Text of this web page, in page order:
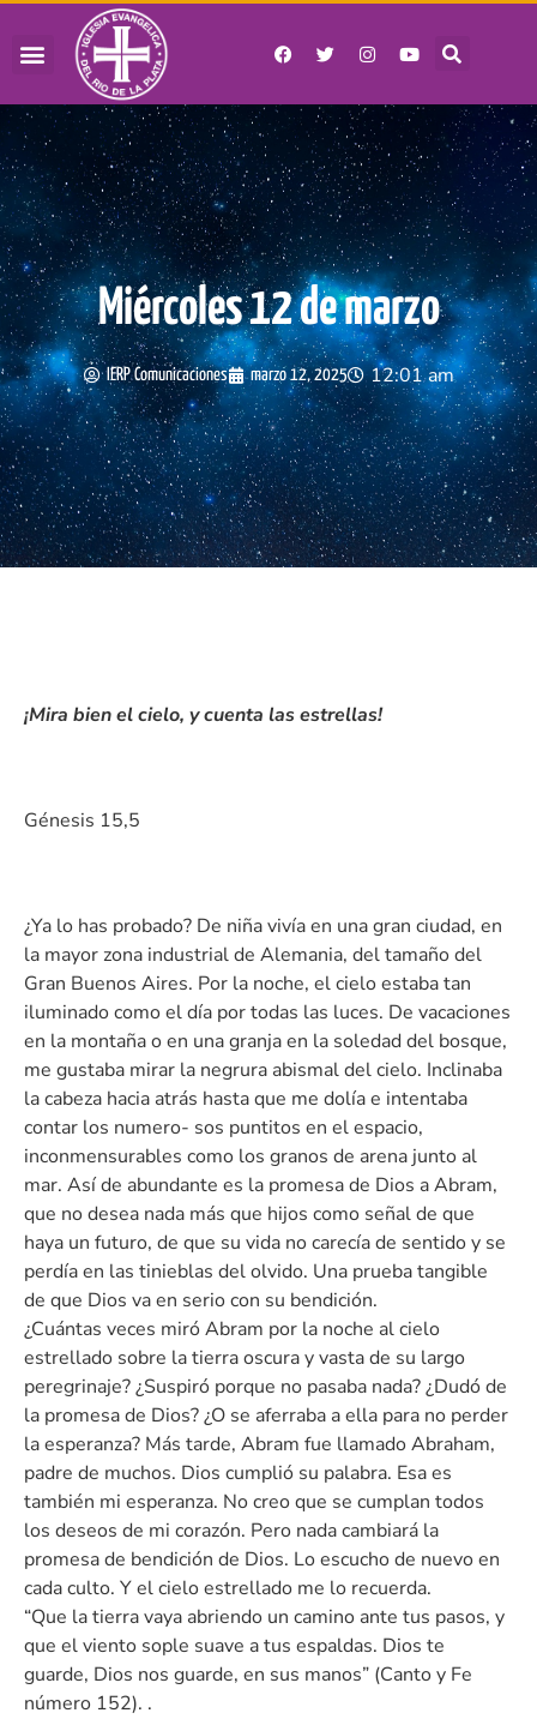
Miércoles 12 de marzo
IERP Comunicaciones marzo 12, 2025 12:01 am
¡Mira bien el cielo, y cuenta las estrellas!
Génesis 15,5
¿Ya lo has probado? De niña vivía en una gran ciudad, en
la mayor zona industrial de Alemania, del tamaño del
Gran Buenos Aires. Por la noche, el cielo estaba tan
iluminado como el día por todas las luces. De vacaciones
en la montaña o en una granja en la soledad del bosque,
me gustaba mirar la negrura abismal del cielo. Inclinaba
la cabeza hacia atrás hasta que me dolía e intentaba
contar los numero- sos puntitos en el espacio,
inconmensurables como los granos de arena junto al
mar. Así de abundante es la promesa de Dios a Abram,
que no desea nada más que hijos como señal de que
haya un futuro, de que su vida no carecía de sentido y se
perdía en las tinieblas del olvido. Una prueba tangible
de que Dios va en serio con su bendición.
¿Cuántas veces miró Abram por la noche al cielo
estrellado sobre la tierra oscura y vasta de su largo
peregrinaje? ¿Suspiró porque no pasaba nada? ¿Dudó de
la promesa de Dios? ¿O se aferraba a ella para no perder
la esperanza? Más tarde, Abram fue llamado Abraham,
padre de muchos. Dios cumplió su palabra. Esa es
también mi esperanza. No creo que se cumplan todos
los deseos de mi corazón. Pero nada cambiará la
promesa de bendición de Dios. Lo escucho de nuevo en
cada culto. Y el cielo estrellado me lo recuerda.
“Que la tierra vaya abriendo un camino ante tus pasos, y
que el viento sople suave a tus espaldas. Dios te
guarde, Dios nos guarde, en sus manos” (Canto y Fe
número 152). .